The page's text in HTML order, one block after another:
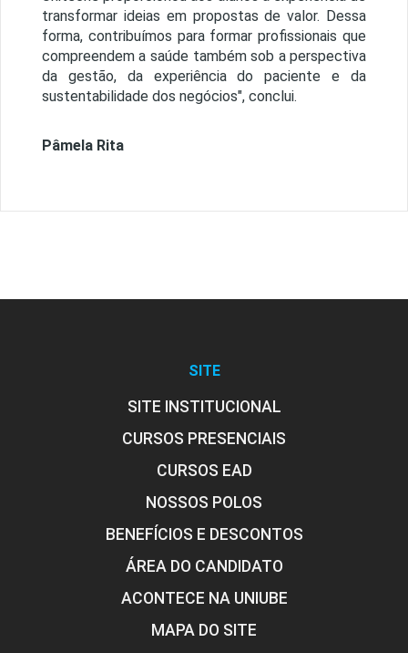
transformar ideias em propostas de valor. Dessa
forma, contribuímos para formar profissionais que
compreendem a saúde também sob a perspectiva
da gestão, da experiência do paciente e da
sustentabilidade dos negócios", conclui.
Pâmela Rita
SITE
SITE INSTITUCIONAL
CURSOS PRESENCIAIS
CURSOS EAD
NOSSOS POLOS
BENEFÍCIOS E DESCONTOS
ÁREA DO CANDIDATO
ACONTECE NA UNIUBE
MAPA DO SITE